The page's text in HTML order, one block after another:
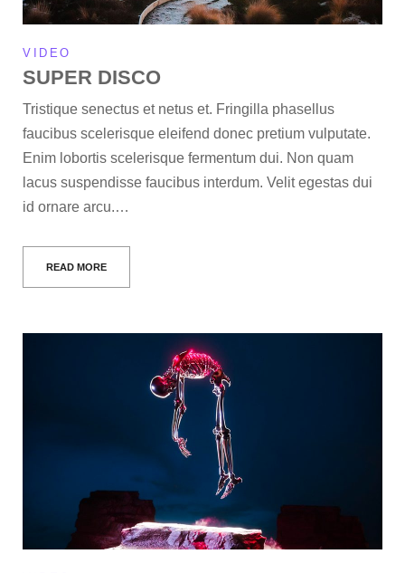
VIDEO
SUPER DISCO
Tristique senectus et netus et. Fringilla phasellus
faucibus scelerisque eleifend donec pretium vulputate.
Enim lobortis scelerisque fermentum dui. Non quam
lacus suspendisse faucibus interdum. Velit egestas dui
id ornare arcu.…
READ MORE